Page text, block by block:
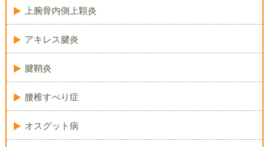
上腕骨内側上顆炎
アキレス腱炎
腱鞘炎
腰椎すべり症
オスグット病